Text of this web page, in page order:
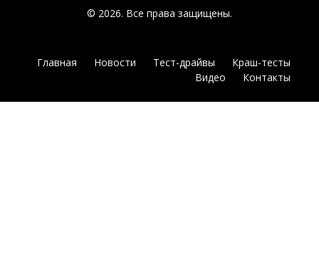
© 2026. Все права защищены.
Главная Новости Тест-драйвы
Краш-тесты
Видео
Контакты